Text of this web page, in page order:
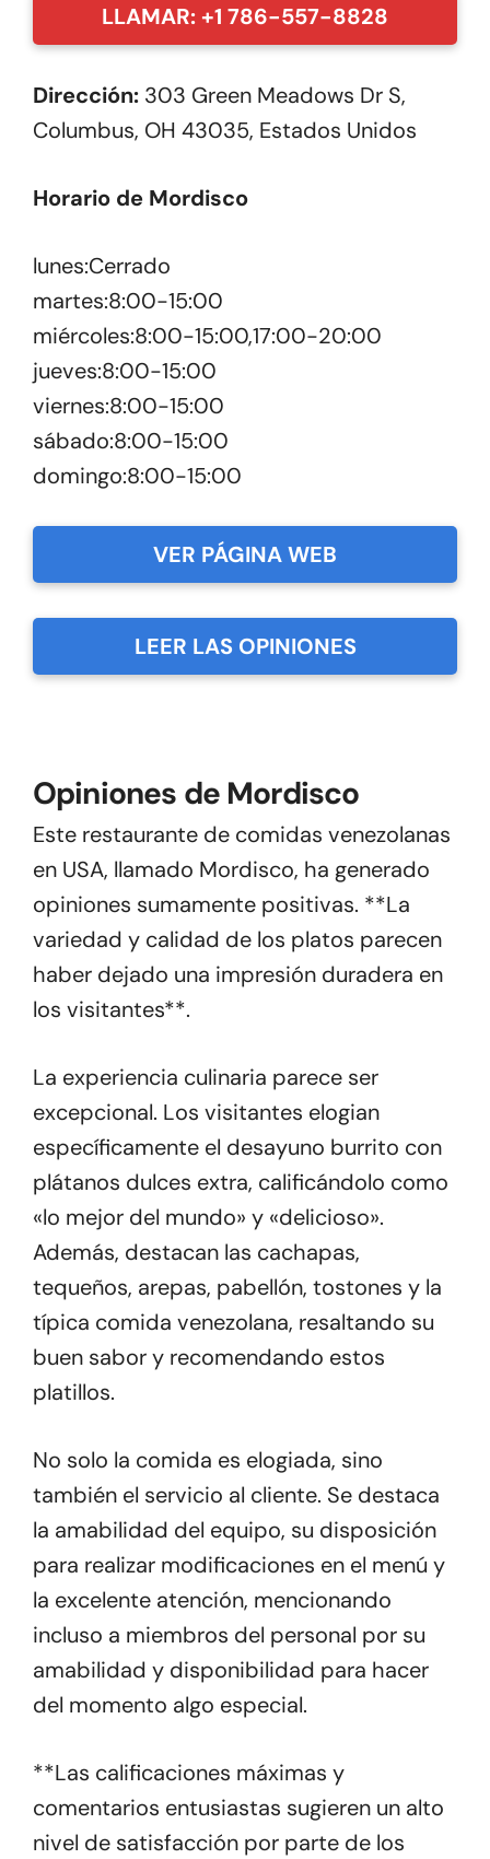
LLAMAR: +1 786-557-8828
Dirección: 303 Green Meadows Dr S,
Columbus, OH 43035, Estados Unidos
Horario de Mordisco
lunes:Cerrado
martes:8:00-15:00
miércoles:8:00-15:00,17:00-20:00
jueves:8:00-15:00
viernes:8:00-15:00
sábado:8:00-15:00
domingo:8:00-15:00
VER PÁGINA WEB
LEER LAS OPINIONES
Opiniones de Mordisco
Este restaurante de comidas venezolanas
en USA, llamado Mordisco, ha generado
opiniones sumamente positivas. **La
variedad y calidad de los platos parecen
haber dejado una impresión duradera en
los visitantes**.
La experiencia culinaria parece ser
excepcional. Los visitantes elogian
específicamente el desayuno burrito con
plátanos dulces extra, calificándolo como
«lo mejor del mundo» y «delicioso».
Además, destacan las cachapas,
tequeños, arepas, pabellón, tostones y la
típica comida venezolana, resaltando su
buen sabor y recomendando estos
platillos.
No solo la comida es elogiada, sino
también el servicio al cliente. Se destaca
la amabilidad del equipo, su disposición
para realizar modificaciones en el menú y
la excelente atención, mencionando
incluso a miembros del personal por su
amabilidad y disponibilidad para hacer
del momento algo especial.
**Las calificaciones máximas y
comentarios entusiastas sugieren un alto
nivel de satisfacción por parte de los